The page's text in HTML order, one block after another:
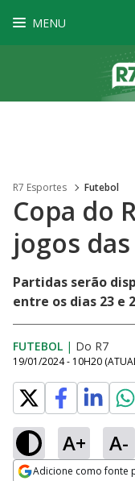
MENU
R7 Esportes Futebol
Copa do
jogos
Partidas serão
entre os dias 23 e
FUTEBOL | Do R7
19/01/2024 - 10H20
A+ A-
Adicione como fonte